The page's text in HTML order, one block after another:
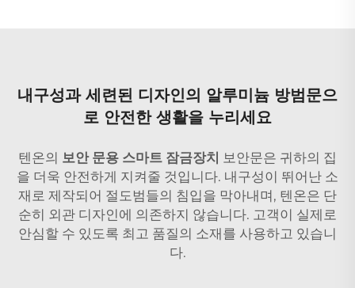
내구성과 세련된 디자인의 알루미늄 방범문으
로 안전한 생활을 누리세요
텐온의 보안 문용 스마트 잠금장치 보안문은 귀하의 집
을 더욱 안전하게 지켜줄 것입니다. 내구성이 뛰어난 소
재로 제작되어 절도범들의 침입을 막아내며, 텐온은 단
순히 외관 디자인에 의존하지 않습니다. 고객이 실제로
안심할 수 있도록 최고 품질의 소재를 사용하고 있습니
다.